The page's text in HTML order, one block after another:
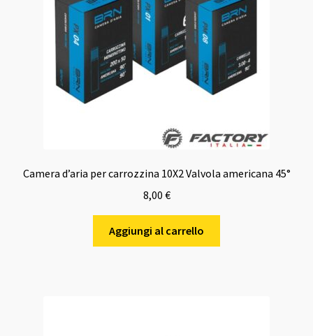
Camera d’aria per carrozzina 10X2 Valvola americana 45°
8,00 €
Aggiungi al carrello